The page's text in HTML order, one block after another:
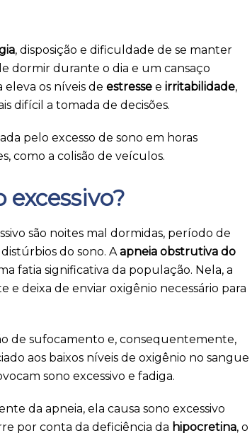
, disposição e dificuldade de se manter
dormir durante o dia e um cansaço
os níveis de estresse e irritabilidade,
difícil a tomada de decisões.
pelo excesso de sono em horas
como a colisão de veículos.
excessivo?
são noites mal dormidas, período de
do sono. Aapneia obstrutiva do
fatia significativa da população. Nela, a
e deixa de enviar oxigênio necessário para
de sufocamento e, consequentemente,
aos baixos níveis de oxigênio no sangue
sono excessivo e fadiga.
da apneia, ela causa sono excessivo
por conta da deficiência da hipocretina, o